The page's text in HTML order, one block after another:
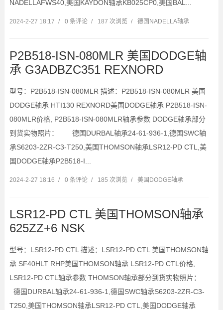
NADELLAFWS40,美国KAYDON轴承KB025CP0,美国BAL...
2024-2-27 18:17 / 0 条评论 / 187 次浏览 / 德国NADELLA轴承
P2B518-ISN-080MLR 美国DODGE轴
承 G3ADBZC351 REXNORD
型号：P2B518-ISN-080MLR 描述：P2B518-ISN-080MLR 美国
DODGE轴承 HTI130 REXNORD美国DODGE轴承 P2B518-ISN-
080MLR价格, P2B518-ISN-080MLR轴承参数 DODGE轴承部分
到货实物照片： 德国DURBAL轴承24-61-936-1,德国SWC轴
承S6203-2ZR-C3-T250,美国THOMSON轴承LSR12-PD CTL,美
国DODGE轴承P2B518-I...
2024-2-27 18:16 / 0 条评论 / 185 次浏览 / 美国DODGE轴承
LSR12-PD CTL 美国THOMSON轴承
625ZZ+6 NSK
型号：LSR12-PD CTL 描述：LSR12-PD CTL 美国THOMSON轴
承 SF40HLT RHP美国THOMSON轴承 LSR12-PD CTL价格,
LSR12-PD CTL轴承参数 THOMSON轴承部分到货实物照片：
德国DURBAL轴承24-61-936-1,德国SWC轴承S6203-2ZR-C3-
T250,美国THOMSON轴承LSR12-PD CTL,美国DODGE轴承